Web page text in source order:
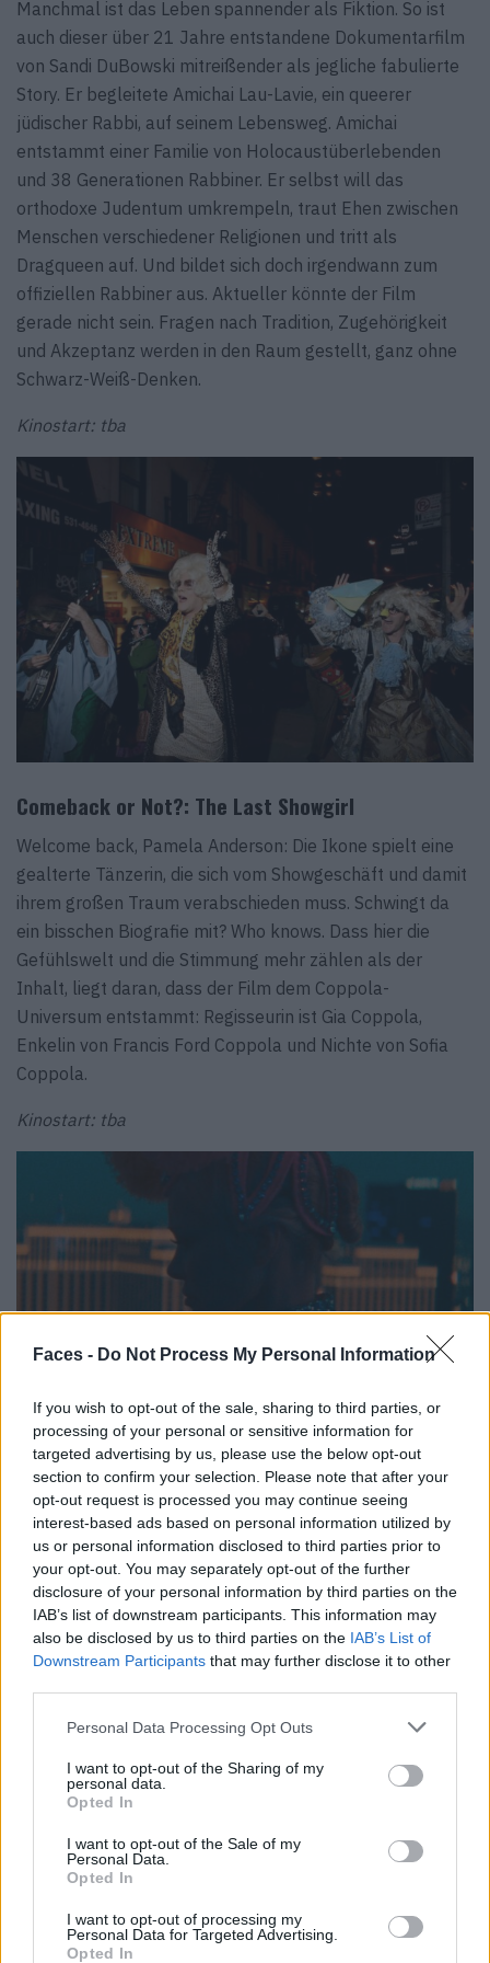
Faces - Do Not Process My Personal Information
If you wish to opt-out of the sale, sharing to third parties, or
processing of your personal or sensitive information for
targeted advertising by us, please use the below opt-out
section to confirm your selection. Please note that after your
opt-out request is processed you may continue seeing
interest-based ads based on personal information utilized by
us or personal information disclosed to third parties prior to
your opt-out. You may separately opt-out of the further
disclosure of your personal information by third parties on the
IAB’s list of downstream participants. This information may
also be disclosed by us to third parties on the IAB’s List of
Downstream Participants that may further disclose it to other
Personal Data Processing Opt Outs
I want to opt-out of the Sharing of my
personal data.
Opted In
I want to opt-out of the Sale of my
Personal Data.
Opted In
I want to opt-out of processing my
Personal Data for Targeted Advertising.
Opted In
Manchmal ist das Leben spannender als Fiktion. So ist
auch dieser über 21 Jahre entstandene Dokumentarfilm
von Sandi DuBowski mitreißender als jegliche fabulierte
Story. Er begleitete Amichai Lau-Lavie, ein queerer
jüdischer Rabbi, auf seinem Lebensweg. Amichai
entstammt einer Familie von Holocaustüberlebenden
und 38 Generationen Rabbiner. Er selbst will das
orthodoxe Judentum umkrempeln, traut Ehen zwischen
Menschen verschiedener Religionen und tritt als
Dragqueen auf. Und bildet sich doch irgendwann zum
offiziellen Rabbiner aus. Aktueller könnte der Film
gerade nicht sein. Fragen nach Tradition, Zugehörigkeit
und Akzeptanz werden in den Raum gestellt, ganz ohne
Schwarz-Weiß-Denken.
Kinostart: tba
Comeback or Not?: The Last Showgirl
Welcome back, Pamela Anderson: Die Ikone spielt eine
gealterte Tänzerin, die sich vom Showgeschäft und damit
ihrem großen Traum verabschieden muss. Schwingt da
ein bisschen Biografie mit? Who knows. Dass hier die
Gefühlswelt und die Stimmung mehr zählen als der
Inhalt, liegt daran, dass der Film dem Coppola-
Universum entstammt: Regisseurin ist Gia Coppola,
Enkelin von Francis Ford Coppola und Nichte von Sofia
Coppola.
Kinostart: tba
Daniel Craig einmal anders: Queer
Er hat mit „Call Me By Your Name“ die romantischste und
herzerweichendste und mit „Bones and All“ die blutigste
Romanze verfilmt. Luca Guadagnino fühlt sich in jedem
Genre zuhause. Und wir uns in jedem Kinosaal, der seine
Werke zeigt. Mit „Queer“ hat er nun den
einer anderen Rolle als dem hypermaskulinen James
Bond? Yes please.
Kinostart: tba